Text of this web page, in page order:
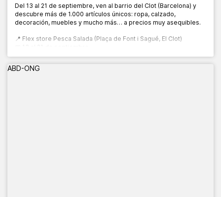
Del 13 al 21 de septiembre, ven al barrio del Clot (Barcelona) y
descubre más de 1.000 artículos únicos: ropa, calzado,
decoración, muebles y mucho más… a precios muy asequibles.
📍 Flex store Pesca Salada (Plaça de Font i Sagué, El Clot)
🕙 10:00 a 20:00 h
ABD-ONG